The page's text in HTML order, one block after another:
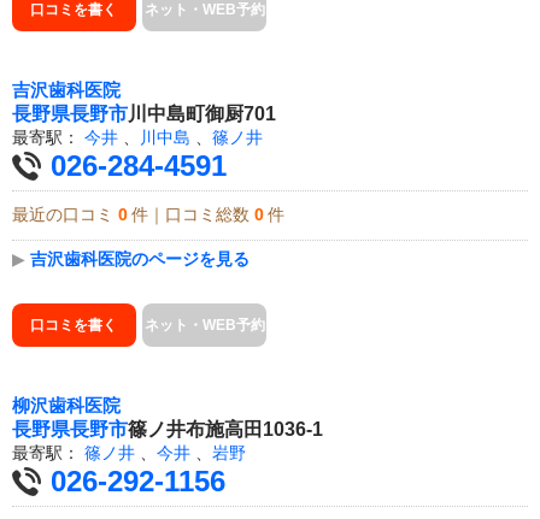
口コミを書く ネット・WEB予約
吉沢歯科医院
長野県長野市川中島町御厨701
最寄駅： 今井 川中島 篠ノ井
026-284-4591
最近の口コミ 0 件｜口コミ総数 0 件
▶ 吉沢歯科医院のページを見る
口コミを書く ネット・WEB予約
柳沢歯科医院
長野県長野市篠ノ井布施高田1036-1
最寄駅： 篠ノ井 今井 岩野
026-292-1156